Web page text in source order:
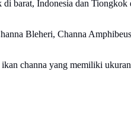
di barat, Indonesia dan Tiongkok
Bleheri, Channa
channa yang memiliki ukuran